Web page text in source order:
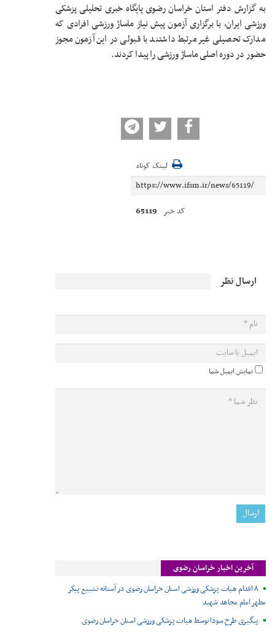
به گزارش دفتر استان خراسان رضوی پایگاه خبری تحلیلی پزشکی
ورزشی ایران، با برگزاری آزمون پیش نیاز ماساژ ورزشی افرادی که
مدارک تحصیلی غیر مرتبط داشتند با قبولی در این آزمون مجوز
حضور در دوره اصلی ماساژ ورزشی را پیدا کردند.
لینک کوتاه
کد خبر 65119
ارسال نظر
نمایش ایمیل شما
آخرین اخبار خراسان رضوی
۸ اقدام هیات پزشکی ورزشی استان خراسان رضوی در آستانه تشییع پیکر
مطهر امام مجاهد شهید
پیگیری طرح سودا توسط هیات پزشکی ورزشی استان خراسان رضوی